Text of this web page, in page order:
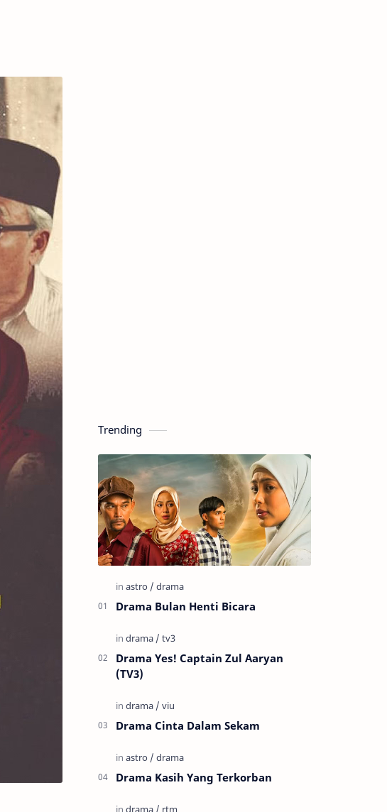
Trending
Drama Bulan Henti Bicara
Drama Yes! Captain Zul Aaryan
(TV3)
Drama Cinta Dalam Sekam
Drama Kasih Yang Terkorban